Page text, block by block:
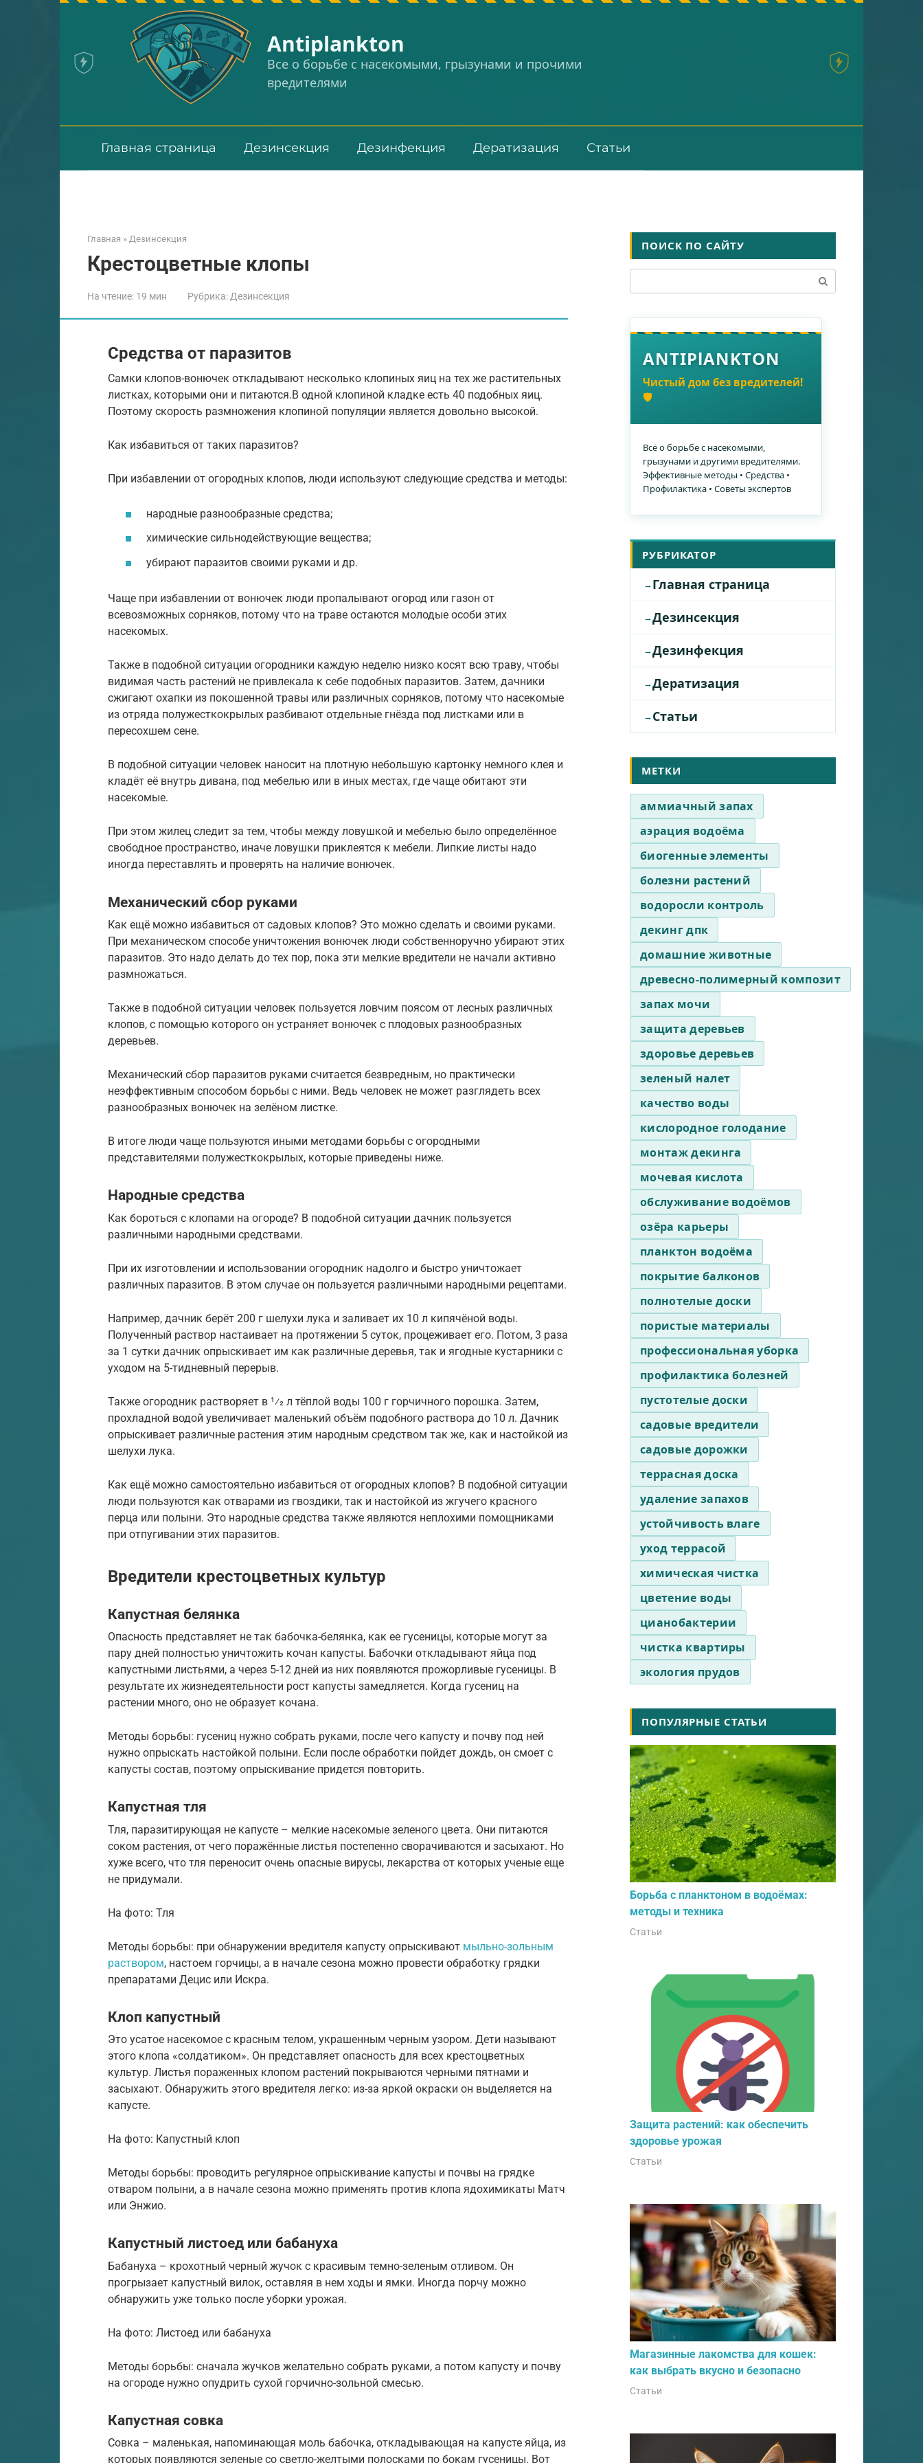
Аntiplankton
Все о борьбе с насекомыми, грызунами и прочими
вредителями
Главная страница Дезинсекция Дезинфекция Дератизация Статьи
Главная » Дезинсекция
Крестоцветные клопы
На чтение: 19 мин Рубрика: Дезинсекция
Средства от паразитов
Самки клопов-вонючек откладывают несколько клопиных яиц на тех же растительных
листках, которыми они и питаются.В одной клопиной кладке есть 40 подобных яиц.
Поэтому скорость размножения клопиной популяции является довольно высокой.
Как избавиться от таких паразитов?
При избавлении от огородных клопов, люди используют следующие средства и методы:
народные разнообразные средства;
химические сильнодействующие вещества;
убирают паразитов своими руками и др.
Чаще при избавлении от вонючек люди пропалывают огород или газон от
всевозможных сорняков, потому что на траве остаются молодые особи этих
насекомых.
Также в подобной ситуации огородники каждую неделю низко косят всю траву, чтобы
видимая часть растений не привлекала к себе подобных паразитов. Затем, дачники
сжигают охапки из покошенной травы или различных сорняков, потому что насекомые
из отряда полужесткокрылых разбивают отдельные гнёзда под листками или в
пересохшем сене.
В подобной ситуации человек наносит на плотную небольшую картонку немного клея и
кладёт её внутрь дивана, под мебелью или в иных местах, где чаще обитают эти
насекомые.
При этом жилец следит за тем, чтобы между ловушкой и мебелью было определённое
свободное пространство, иначе ловушки приклеятся к мебели. Липкие листы надо
иногда переставлять и проверять на наличие вонючек.
Механический сбор руками
Как ещё можно избавиться от садовых клопов? Это можно сделать и своими руками.
При механическом способе уничтожения вонючек люди собственноручно убирают этих
паразитов. Это надо делать до тех пор, пока эти мелкие вредители не начали активно
размножаться.
Также в подобной ситуации человек пользуется ловчим поясом от лесных различных
клопов, с помощью которого он устраняет вонючек с плодовых разнообразных
деревьев.
Механический сбор паразитов руками считается безвредным, но практически
неэффективным способом борьбы с ними. Ведь человек не может разглядеть всех
разнообразных вонючек на зелёном листке.
В итоге люди чаще пользуются иными методами борьбы с огородными
представителями полужесткокрылых, которые приведены ниже.
Народные средства
Как бороться с клопами на огороде? В подобной ситуации дачник пользуется
различными народными средствами.
При их изготовлении и использовании огородник надолго и быстро уничтожает
различных паразитов. В этом случае он пользуется различными народными рецептами.
Например, дачник берёт 200 г шелухи лука и заливает их 10 л кипячёной воды.
Полученный раствор настаивает на протяжении 5 суток, процеживает его. Потом, 3 раза
за 1 сутки дачник опрыскивает им как различные деревья, так и ягодные кустарники с
уходом на 5-тидневный перерыв.
Также огородник растворяет в 1⁄2 л тёплой воды 100 г горчичного порошка. Затем,
прохладной водой увеличивает маленький объём подобного раствора до 10 л. Дачник
опрыскивает различные растения этим народным средством так же, как и настойкой из
шелухи лука.
Как ещё можно самостоятельно избавиться от огородных клопов? В подобной ситуации
люди пользуются как отварами из гвоздики, так и настойкой из жгучего красного
перца или полыни. Это народные средства также являются неплохими помощниками
при отпугивании этих паразитов.
Вредители крестоцветных культур
Капустная белянка
Опасность представляет не так бабочка-белянка, как ее гусеницы, которые могут за
пару дней полностью уничтожить кочан капусты. Бабочки откладывают яйца под
капустными листьями, а через 5-12 дней из них появляются прожорливые гусеницы. В
результате их жизнедеятельности рост капусты замедляется. Когда гусениц на
растении много, оно не образует кочана.
Методы борьбы: гусениц нужно собрать руками, после чего капусту и почву под ней
нужно опрыскать настойкой полыни. Если после обработки пойдет дождь, он смоет с
капусты состав, поэтому опрыскивание придется повторить.
Капустная тля
Тля, паразитирующая не капусте – мелкие насекомые зеленого цвета. Они питаются
соком растения, от чего поражённые листья постепенно сворачиваются и засыхают. Но
хуже всего, что тля переносит очень опасные вирусы, лекарства от которых ученые еще
не придумали.
На фото: Тля
Методы борьбы: при обнаружении вредителя капусту опрыскивают мыльно-зольным
раствором, настоем горчицы, а в начале сезона можно провести обработку грядки
препаратами Децис или Искра.
Клоп капустный
Это усатое насекомое с красным телом, украшенным черным узором. Дети называют
этого клопа «солдатиком». Он представляет опасность для всех крестоцветных
культур. Листья пораженных клопом растений покрываются черными пятнами и
засыхают. Обнаружить этого вредителя легко: из-за яркой окраски он выделяется на
капусте.
На фото: Капустный клоп
Методы борьбы: проводить регулярное опрыскивание капусты и почвы на грядке
отваром полыни, а в начале сезона можно применять против клопа ядохимикаты Матч
или Энжио.
Капустный листоед или бабануха
Бабануха – крохотный черный жучок с красивым темно-зеленым отливом. Он
прогрызает капустный вилок, оставляя в нем ходы и ямки. Иногда порчу можно
обнаружить уже только после уборки урожая.
На фото: Листоед или бабануха
Методы борьбы: сначала жучков желательно собрать руками, а потом капусту и почву
на огороде нужно опудрить сухой горчично-зольной смесью.
Капустная совка
Совка – маленькая, напоминающая моль бабочка, откладывающая на капусте яйца, из
которых появляются зеленые со светло-желтыми полосками по бокам гусеницы. Вот
ПОИСК ПО САЙТУ
ANTIPlANKTON
Чистый дом без вредителей!
🛡️
Всё о борьбе с насекомыми,
грызунами и другими вредителями.
Эффективные методы • Средства •
Профилактика • Советы экспертов
РУБРИКАТОР
Главная страница
Дезинсекция
Дезинфекция
Дератизация
Статьи
МЕТКИ
аммиачный запах
аэрация водоёма
биогенные элементы
болезни растений
водоросли контроль
декинг дпк
домашние животные
древесно-полимерный композит
запах мочи
защита деревьев
здоровье деревьев
зеленый налет
качество воды
кислородное голодание
монтаж декинга
мочевая кислота
обслуживание водоёмов
озёра карьеры
планктон водоёма
покрытие балконов
полнотелые доски
пористые материалы
профессиональная уборка
профилактика болезней
пустотелые доски
садовые вредители
садовые дорожки
террасная доска
удаление запахов
устойчивость влаге
уход террасой
химическая чистка
цветение воды
цианобактерии
чистка квартиры
экология прудов
ПОПУЛЯРНЫЕ СТАТЬИ
Борьба с планктоном в водоёмах:
методы и техника
Статьи
Защита растений: как обеспечить
здоровье урожая
Статьи
Магазинные лакомства для кошек:
как выбрать вкусно и безопасно
Статьи